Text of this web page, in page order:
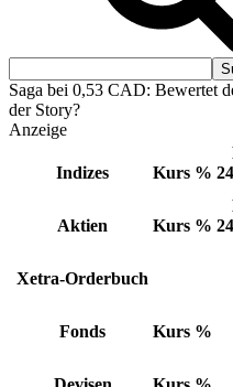
Saga bei 0,53 CAD: Bewertet
der Story?
Anzeige
Indizes Kurs %
Aktien Kurs %
Xetra-Orderbuch
Fonds Kurs %